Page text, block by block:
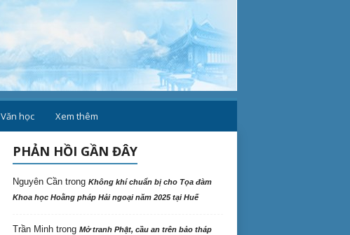
Văn hóa Văn học
PHẢN HỒI GẦN ĐÂY
Nguyên Cầntrong Không khí chuẩn bị cho Tọa đàm
Khoa học Hoằng pháp Hải ngoại năm 2025 tại Huế
Trần Minhtrong Mở tranh Phật, cầu an trên bảo tháp